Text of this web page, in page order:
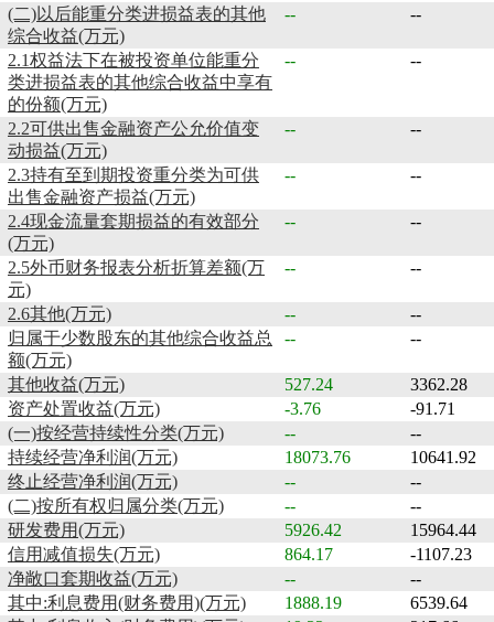
(二)以后能重分类进损益表的其他
综合收益(万元)
-- --
2.1权益法下在被投资单位能重分
类进损益表的其他综合收益中享有
的份额(万元)
-- --
2.2可供出售金融资产公允价值变
动损益(万元)
-- --
2.3持有至到期投资重分类为可供
出售金融资产损益(万元)
-- --
2.4现金流量套期损益的有效部分
(万元)
-- --
2.5外币财务报表分析折算差额(万
元)
-- --
2.6其他(万元) --
--
归属于少数股东的其他综合收益总
额(万元)
-- --
其他收益(万元) 527.24
3362.28
资产处置收益(万元)
-3.76
-91.71
(一)按经营持续性分类(万元)
--
--
持续经营净利润(万元)
18073.76
10641.92
终止经营净利润(万元)
--
--
(二)按所有权归属分类(万元)
--
--
研发费用(万元)
5926.42
15964.44
信用减值损失(万元)
864.17
-1107.23
净敞口套期收益(万元)
--
--
其中:利息费用(财务费用)(万元)
1888.19
6539.64